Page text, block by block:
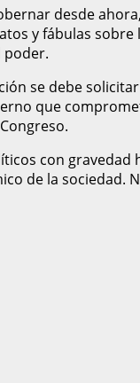
desde
y fábulas
poder.
se debe
que
con
de la sociedad.